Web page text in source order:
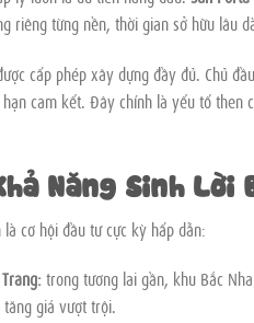
riêng từng nền, thời gian sở hữu lâu
cấp phép xây dựng đầy đủ. Chủ
cam kết. Đây chính là yếu tố then
Năng Sinh Lời
cơ hội đầu tư cực kỳ hấp dẫn:
trong tương lai gần, khu Bắc
giá vượt trội.